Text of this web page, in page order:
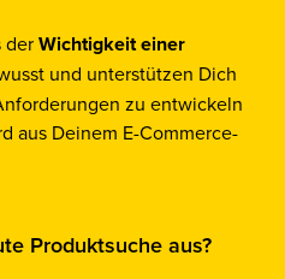
derWichtigkeit einer
und unterstützen Dich
zu entwickeln
aus Deinem E-Commerce-
Produktsuche aus?